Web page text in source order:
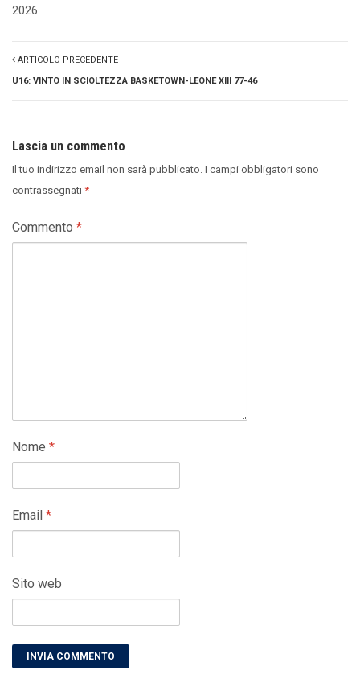
2026
ARTICOLO PRECEDENTE
U16: VINTO IN SCIOLTEZZA BASKETOWN-LEONE XIII 77-46
Lascia un commento
Il tuo indirizzo email non sarà pubblicato. I campi obbligatori sono
contrassegnati *
Commento *
Nome *
Email *
Sito web